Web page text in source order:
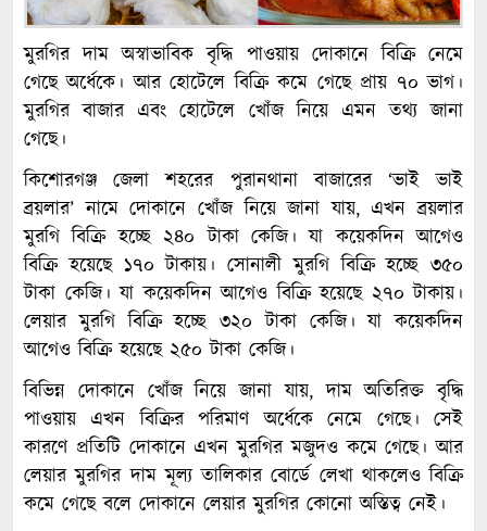
মুরগির দাম অস্বাভাবিক বৃদ্ধি পাওয়ায় দোকানে বিক্রি নেমে
গেছে অর্ধেকে। আর হোটেলে বিক্রি কমে গেছে প্রায় ৭০ ভাগ।
মুরগির বাজার এবং হোটেলে খোঁজ নিয়ে এমন তথ্য জানা
গেছে।
কিশোরগঞ্জ জেলা শহরের পুরানথানা বাজারের ‘ভাই ভাই
ব্রয়লার’ নামে দোকানে খোঁজ নিয়ে জানা যায়, এখন ব্রয়লার
মুরগি বিক্রি হচ্ছে ২৪০ টাকা কেজি। যা কয়েকদিন আগেও
বিক্রি হয়েছে ১৭০ টাকায়। সোনালী মুরগি বিক্রি হচ্ছে ৩৫০
টাকা কেজি। যা কয়েকদিন আগেও বিক্রি হয়েছে ২৭০ টাকায়।
লেয়ার মুরগি বিক্রি হচ্ছে ৩২০ টাকা কেজি। যা কয়েকদিন
আগেও বিক্রি হয়েছে ২৫০ টাকা কেজি।
বিভিন্ন দোকানে খোঁজ নিয়ে জানা যায়, দাম অতিরিক্ত বৃদ্ধি
পাওয়ায় এখন বিক্রির পরিমাণ অর্ধেকে নেমে গেছে। সেই
কারণে প্রতিটি দোকানে এখন মুরগির মজুদও কমে গেছে। আর
লেয়ার মুরগির দাম মূল্য তালিকার বোর্ডে লেখা থাকলেও বিক্রি
কমে গেছে বলে দোকানে লেয়ার মুরগির কোনো অস্তিত্ব নেই।